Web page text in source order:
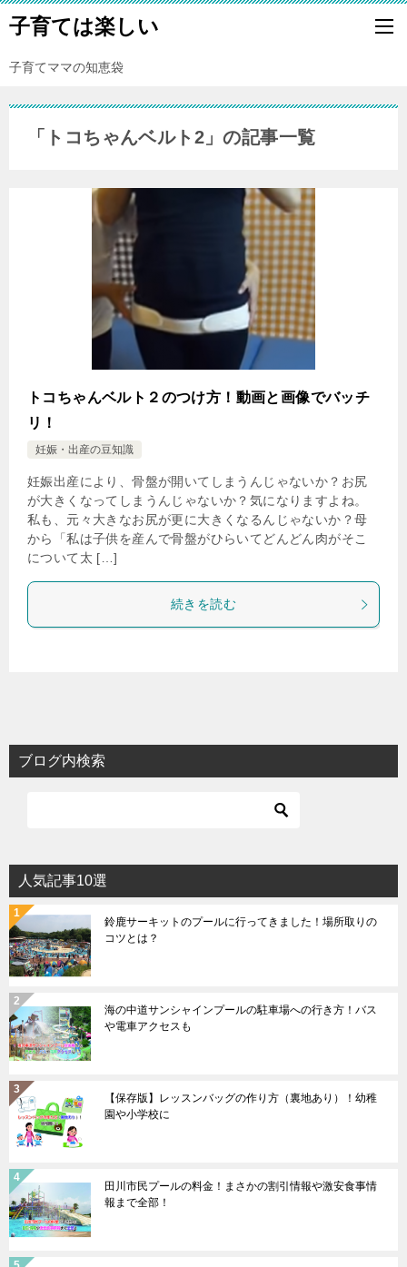
子育ては楽しい
子育てママの知恵袋
「トコちゃんベルト2」の記事一覧
トコちゃんベルト２のつけ方！動画と画像でバッチ
リ！
妊娠・出産の豆知識
妊娠出産により、骨盤が開いてしまうんじゃないか？お尻
が大きくなってしまうんじゃないか？気になりますよね。
私も、元々大きなお尻が更に大きくなるんじゃないか？母
から「私は子供を産んで骨盤がひらいてどんどん肉がそこ
について太 […]
続きを読む
ブログ内検索
人気記事10選
鈴鹿サーキットのプールに行ってきました！場所取りの
コツとは？
海の中道サンシャインプールの駐車場への行き方！バス
や電車アクセスも
【保存版】レッスンバッグの作り方（裏地あり）！幼稚
園や小学校に
田川市民プールの料金！まさかの割引情報や激安食事情
報まで全部！